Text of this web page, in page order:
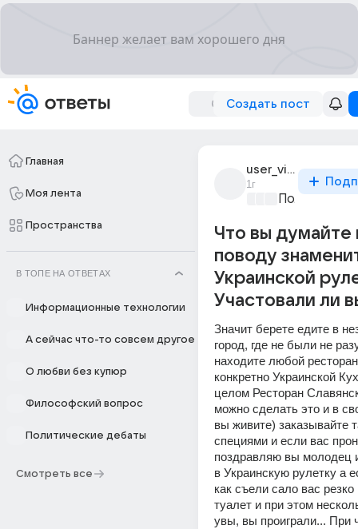
Создать пост
Главная
Моя лента
Пространства
В ТОПЕ НА ОТВЕТАХ
Информационные технологии
А сейчас что-то совсем другое
О любви без купюр
Философский вопрос
Политические дебаты
Смотреть все
user_vibrator_93
1г
Что вы думайте
поводу
Украинской
Участовали ли
Значит берете едите в
город, где не были не
находите любой
конкретно Украинской
целом Ресторан
можно сделать это и в
вы живите) заказывайте
специями и если вас
поздравляю вы молодец
в Украинскую рулетку а
как съели сало вас
туалет и при этом
увы, вы проиграли... При